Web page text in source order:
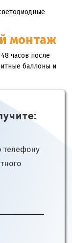
монтаж
часов после
баллоны и
телефону